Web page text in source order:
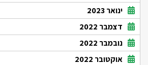
ינואר 2023
דצמבר 2022
נובמבר 2022
אוקטובר 2022